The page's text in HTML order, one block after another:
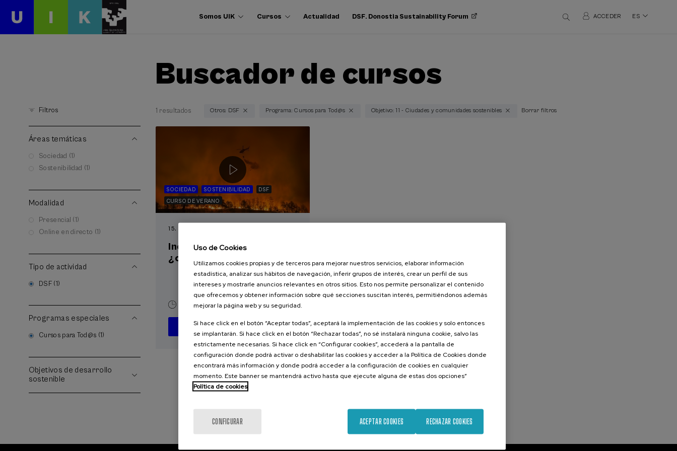
Somos UIK Cursos Actualidad DSF. Donostia Sustainability Forum ACCEDER ES
Buscador de cursos
Filtros
Áreas temáticas
Sociedad (1)
Sostenibilidad (1)
Modalidad
Presencial (1)
Online en directo (1)
Tipo de actividad
DSF (1)
Programas especiales
Cursos para Tod@s (1)
Objetivos de desarrollo
sostenible
1 resultados Otros: DSF Programa: Cursos para Tod@s Objetivo: 11 - Ciudades y comunidades sostenibles Borrar filtros
SOCIEDAD SOSTENIBILIDAD
DSF
CURSO DE VERANO
15. SEP
Incendios forestales
¿cómo afrontarlos? II
Español .
25 €
Últimas
plazas
Gratuito
Fecha
pasada
de
espera
de
matrícula
finalizado
Uso de Cookies
Utilizamos cookies propias y de terceros para mejorar nuestros servicios, elaborar información
estadística, analizar sus hábitos de navegación, inferir grupos de interés, crear un perfil de sus
intereses y mostrarle anuncios relevantes en otros sitios. Esto nos permite personalizar el contenido
que ofrecemos y obtener información sobre qué secciones suscitan interés, permitiéndonos además
mejorar la página web y su seguridad.
Si hace click en el botón “Aceptar todas”, aceptará la implementación de las cookies y solo entonces
se implantarán. Si hace click en el botón “Rechazar todas”, no sé instalará ninguna cookie, salvo las
estrictamente necesarias. Si hace click en “Configurar cookies”, accederá a la pantalla de
configuración donde podrá activar o deshabilitar las cookies y acceder a la Política de Cookies donde
encontrará más información y donde podrá acceder a la configuración de cookies en cualquier
momento. Este banner se mantendrá activo hasta que ejecute alguna de estas dos opciones”
Política de cookies
CONFIGURAR RECHAZAR COOKIES
ACEPTAR COOKIES